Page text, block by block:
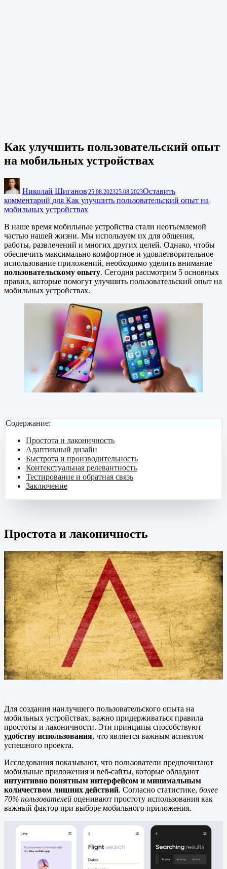
Как улучшить пользовательский опыт
на мобильных устройствах
Николай Шиганов 25.08.202325.08.2023Оставить
комментарий для Как улучшить пользовательский опыт на
мобильных устройствах
В наше время мобильные устройства стали неотъемлемой
частью нашей жизни. Мы используем их для общения,
работы, развлечений и многих других целей. Однако, чтобы
обеспечить максимально комфортное и удовлетворительное
использование приложений, необходимо уделить внимание
пользовательскому опыту. Сегодня рассмотрим 5 основных
правил, которые помогут улучшить пользовательский опыт на
мобильных устройствах.
Содержание:
Простота и лаконичность
Адаптивный дизайн
Быстрота и производительность
Контекстуальная релевантность
Тестирование и обратная связь
Заключение
Простота и лаконичность
Для создания наилучшего пользовательского опыта на
мобильных устройствах, важно придерживаться правила
простоты и лаконичности. Эти принципы способствуют
удобству использования, что является важным аспектом
успешного проекта.
Исследования показывают, что пользователи предпочитают
мобильные приложения и веб-сайты, которые обладают
интуитивно понятным интерфейсом и минимальным
количеством лишних действий. Согласно статистике, более
70% пользователей оценивают простоту использования как
важный фактор при выборе мобильного приложения.